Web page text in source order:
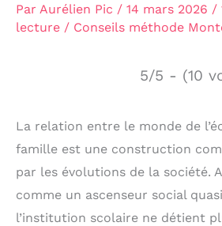
Par Aurélien Pic / 14 mars 2026 /
lecture / Conseils méthode
5/5 - (10
La relation entre le monde de
famille est une construction
par les évolutions de la société.
comme un ascenseur social
l’institution scolaire ne détient